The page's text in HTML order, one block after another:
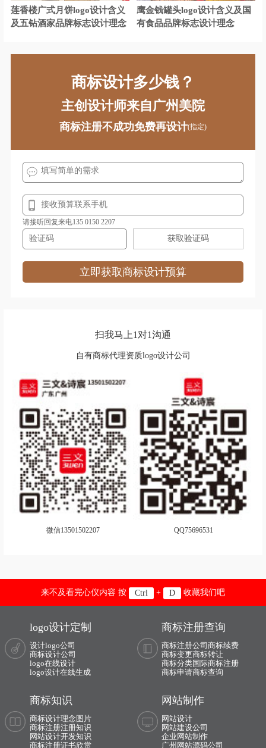
财经大学logo设计 传媒logo设计
电动车logo设计 地铁logo设计
电气logo设计 电器logo设计
电信运营商logo设计
地产logo设计 电视台logo设计
耳机logo设计
非洲‌银行logo设计
广药集团logo设计
股份logo设计
国外大学logo设计 工程学院logo设计
国外城市logo设计 谷歌logo设计
公司logo设计 红色logo设计
黑巧克力logo设计 火腿logo设计
红茶logo设计 黑啤logo设计
航空公司logo设计 火锅店logo设计
进口酒logo设计 鸡尾酒logo设计
家纺logo设计 健身器材logo设计
经济型汽车品牌logo设计
家电logo设计 建筑logo设计
莲香楼广式月饼logo设计含义
及五钻酒家品牌标志设计理念
鹰金钱罐头logo设计含义及国
有食品品牌标志设计理念
商标设计多少钱？
主创设计师来自广州美院
商标注册不成功免费再设计(指定)
请接听回复来电135 0150 2207
获取验证码
立即获取商标设计预算
扫我马上1对1沟通
自有商标代理资质logo设计公司
微信13501502207 QQ75696531
来不及看完心仪内容 按 Ctrl + D 收藏我们吧
logo设计定制
设计logo公司
商标设计公司
logo在线设计
logo设计在线生成
商标注册查询
商标注册公司 商标续费
商标变更商标转让
商标分类国际商标注册
商标申请商标查询
商标知识
商标设计理念图片
商标注册注册知识
网站设计开发知识
商标注册证书欣赏
网站制作
网站设计
网站建设公司
企业网站制作
广州网站源码公司